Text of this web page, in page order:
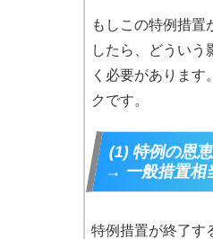
もしこの特例措置
したら、どういう
く必要があります
クです。
(1) 特例の恩
→ 一般措置相
特例措置が終了す